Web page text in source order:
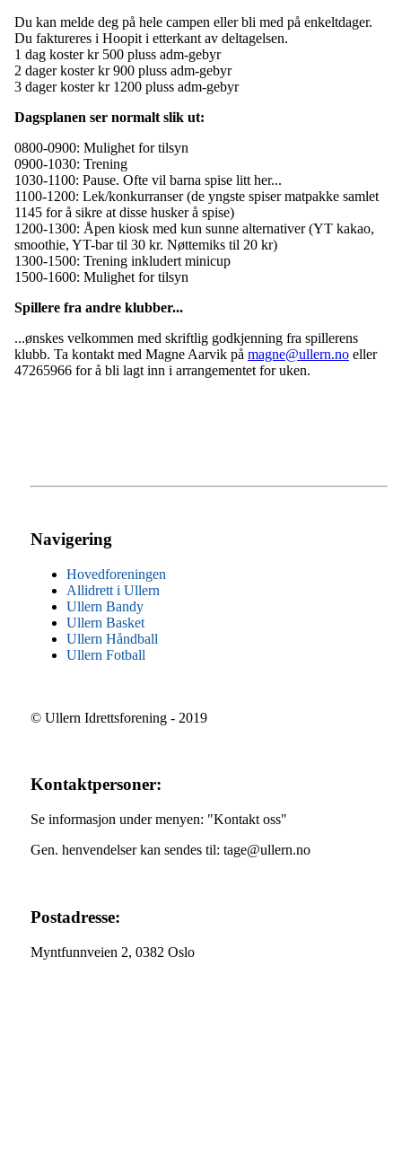
Du kan melde deg på hele campen eller bli med på enkeltdager.
Du faktureres i Hoopit i etterkant av deltagelsen.
1 dag koster kr 500 pluss adm-gebyr
2 dager koster kr 900 pluss adm-gebyr
3 dager koster kr 1200 pluss adm-gebyr
Dagsplanen ser normalt slik ut:
0800-0900: Mulighet for tilsyn
0900-1030: Trening
1030-1100: Pause. Ofte vil barna spise litt her...
1100-1200: Lek/konkurranser (de yngste spiser matpakke samlet
1145 for å sikre at disse husker å spise)
1200-1300: Åpen kiosk med kun sunne alternativer (YT kakao,
smoothie, YT-bar til 30 kr. Nøttemiks til 20 kr)
1300-1500: Trening inkludert minicup
1500-1600: Mulighet for tilsyn
Spillere fra andre klubber...
...ønskes velkommen med skriftlig godkjenning fra spillerens
klubb. Ta kontakt med Magne Aarvik på magne@ullern.no eller
47265966 for å bli lagt inn i arrangementet for uken.
Navigering
Hovedforeningen
Allidrett i Ullern
Ullern Bandy
Ullern Basket
Ullern Håndball
Ullern Fotball
© Ullern Idrettsforening - 2019
Kontaktpersoner:
Se informasjon under menyen: "Kontakt oss"
Gen. henvendelser kan sendes til: tage@ullern.no
Postadresse:
Myntfunnveien 2, 0382 Oslo